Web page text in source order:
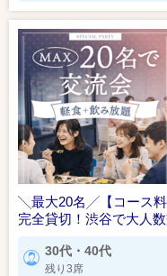
╲最大20名╱【コース料
完全貸切！渋谷で大人
30代・40代
残り3席